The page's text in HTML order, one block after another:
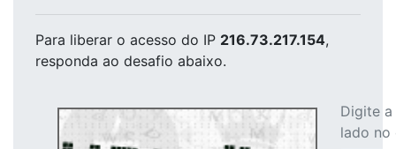
Para liberar o acesso do IP 216.73.217.154,
responda ao desafio abaixo.
Digite
lado no